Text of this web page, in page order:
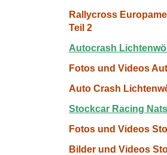
Rallycross
Teil 2
Autocrash
Fotos und Videos
Auto Crash
Stockcar Racing
Fotos und Videos
Bilder und Videos